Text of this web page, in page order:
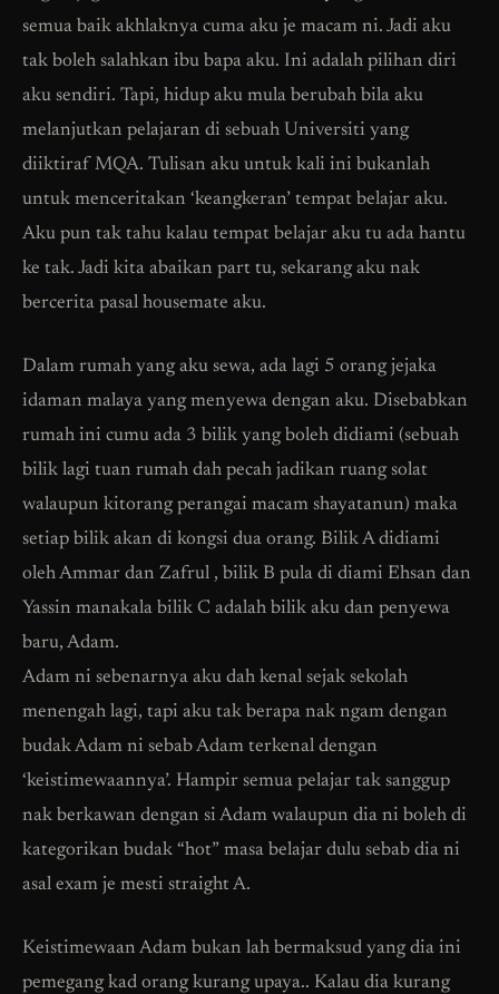
semua baik akhlaknya cuma aku je macam ni. Jadi aku
tak boleh salahkan ibu bapa aku. Ini adalah pilihan diri
aku sendiri. Tapi, hidup aku mula berubah bila aku
melanjutkan pelajaran di sebuah Universiti yang
diiktiraf MQA. Tulisan aku untuk kali ini bukanlah
untuk menceritakan ‘keangkeran’ tempat belajar aku.
Aku pun tak tahu kalau tempat belajar aku tu ada hantu
ke tak. Jadi kita abaikan part tu, sekarang aku nak
bercerita pasal housemate aku.
Dalam rumah yang aku sewa, ada lagi 5 orang jejaka
idaman malaya yang menyewa dengan aku. Disebabkan
rumah ini cumu ada 3 bilik yang boleh didiami (sebuah
bilik lagi tuan rumah dah pecah jadikan ruang solat
walaupun kitorang perangai macam shayatanun) maka
setiap bilik akan di kongsi dua orang. Bilik A didiami
oleh Ammar dan Zafrul , bilik B pula di diami Ehsan dan
Yassin manakala bilik C adalah bilik aku dan penyewa
baru, Adam.
Adam ni sebenarnya aku dah kenal sejak sekolah
menengah lagi, tapi aku tak berapa nak ngam dengan
budak Adam ni sebab Adam terkenal dengan
‘keistimewaannya’. Hampir semua pelajar tak sanggup
nak berkawan dengan si Adam walaupun dia ni boleh di
kategorikan budak “hot” masa belajar dulu sebab dia ni
asal exam je mesti straight A.
Keistimewaan Adam bukan lah bermaksud yang dia ini
pemegang kad orang kurang upaya.. Kalau dia kurang